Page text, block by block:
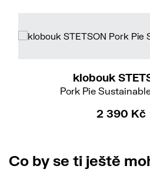
klobouk
Pork Pie
2 390 Kč
Co by se ti ještě